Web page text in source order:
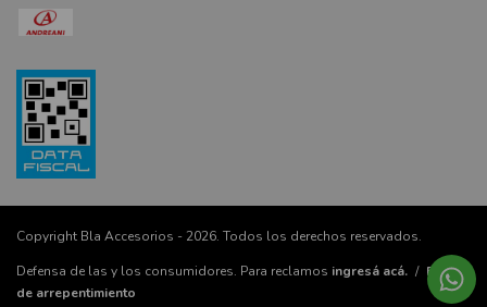
Copyright Bla Accesorios - 2026. Todos los derechos reservados.
Defensa de las y los consumidores. Para reclamos ingresá acá. / Botón
de arrepentimiento